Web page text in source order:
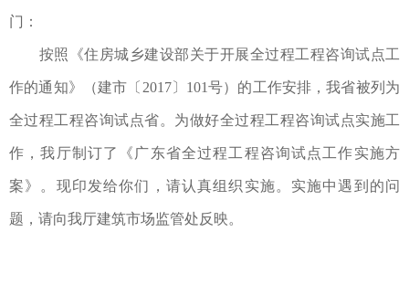
门：
按照《住房城乡建设部关于开展全过程工程咨询试点工
作的通知》（建市〔2017〕101号）的工作安排，我省被列为
全过程工程咨询试点省。为做好全过程工程咨询试点实施工
作，我厅制订了《广东省全过程工程咨询试点工作实施方
案》。现印发给你们，请认真组织实施。实施中遇到的问
题，请向我厅建筑市场监管处反映。